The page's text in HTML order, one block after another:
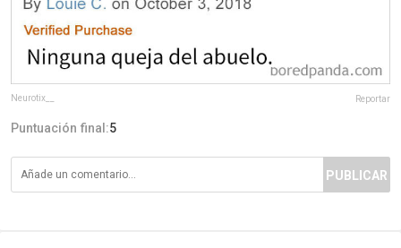
Neurotix__ Reportar
Puntuación final:5
PUBLICAR